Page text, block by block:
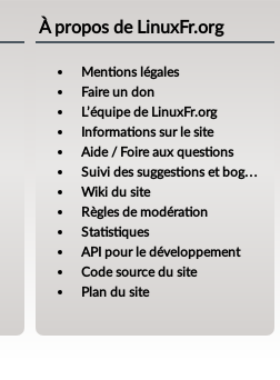
À propos de LinuxFr.org
Mentions légales
Faire un don
L’équipe de LinuxFr.org
Informations sur le site
Aide / Foire aux questions
Suivi des suggestions et bogues
Wiki du site
Règles de modération
Statistiques
API pour le développement
Code source du site
Plan du site